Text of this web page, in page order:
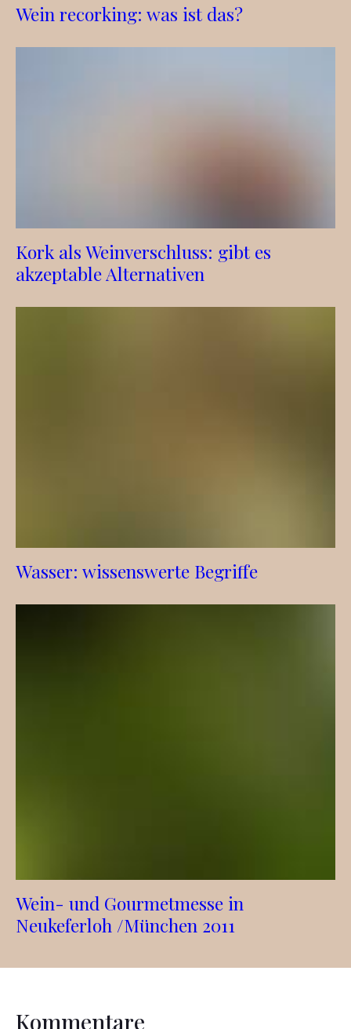
Wein recorking: was ist das?
Kork als Weinverschluss: gibt es
akzeptable Alternativen
Wasser: wissenswerte Begriffe
Wein- und Gourmetmesse in
Neukeferloh /München 2011
Kommentare